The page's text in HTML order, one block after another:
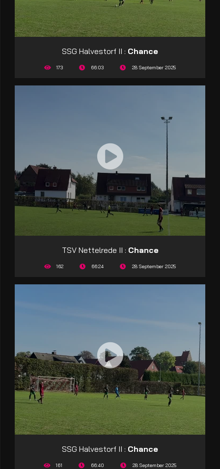
SSG Halvestorf II : Chance
173 66:03 28 September 2025
TSV Nettelrede II : Chance
162 66:24 28 September 2025
SSG Halvestorf II : Chance
161 66:40 28 September 2025